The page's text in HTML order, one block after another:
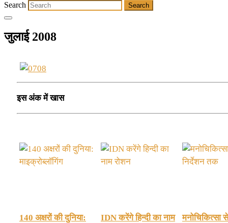
Search
जुलाई 2008
इस अंक में खास
140 अक्षरों की दुनिया:
IDN करेंगे हिन्दी का नाम
मनोचिकित्सा